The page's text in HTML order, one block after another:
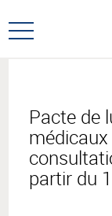
au
menu
au
contenu
Ouvrir
Pacte de
partir du